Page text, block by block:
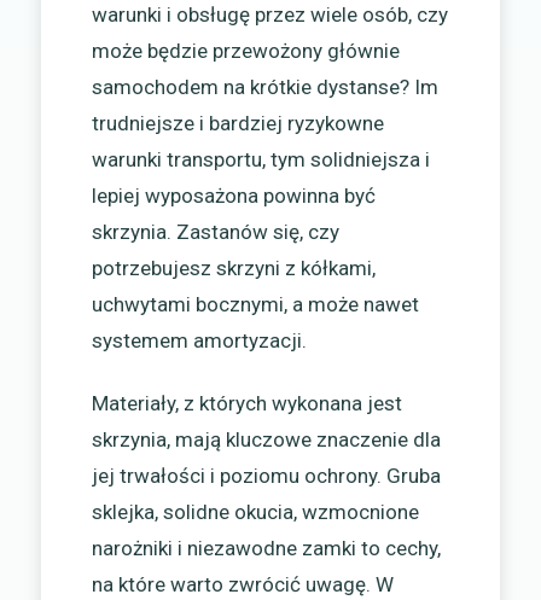
warunki i obsługę przez wiele osób, czy
może będzie przewożony głównie
samochodem na krótkie dystanse? Im
trudniejsze i bardziej ryzykowne
warunki transportu, tym solidniejsza i
lepiej wyposażona powinna być
skrzynia. Zastanów się, czy
potrzebujesz skrzyni z kółkami,
uchwytami bocznymi, a może nawet
systemem amortyzacji.
Materiały, z których wykonana jest
skrzynia, mają kluczowe znaczenie dla
jej trwałości i poziomu ochrony. Gruba
sklejka, solidne okucia, wzmocnione
narożniki i niezawodne zamki to cechy,
na które warto zwrócić uwagę. W